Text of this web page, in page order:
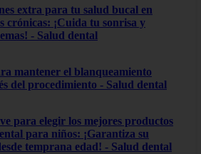
extra para tu salud bucal en
crónicas: ¡Cuida tu sonrisa y
- Salud dental
mantener el blanqueamiento
del procedimiento - Salud dental
para elegir los mejores productos
para niños: ¡Garantiza su
temprana edad! - Salud dental